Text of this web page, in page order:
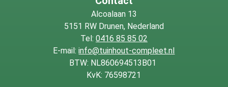
overspanning rekent u eenvoudig uit: bepaal de te
overspannen afstand in millimeter, deel deze waarde
vervolgens door het getal 20. Het getal dat overblijft is
de hoogte van de balk die u aanschaft in millimeter.
(Voorbeeld: 4000 mm : 20 = 200 mm balkhoogte)
Wilt u de eiken balken een langere levensduur geven? Kies
Alcoalaan 13
5151 RW Drunen, Nederland
Tel: 0416 85 85 02
E-mail:info@tuinhout-compleet.nl
BTW: NL860694513B01
KvK: 76598721